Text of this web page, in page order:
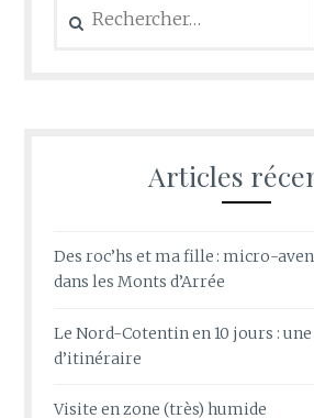
Articles
Des roc’hs et ma fille : micro-
dans les Monts d’Arrée
Le Nord-Cotentin en 10 jours :
d’itinéraire
Visite en zone (très) humide